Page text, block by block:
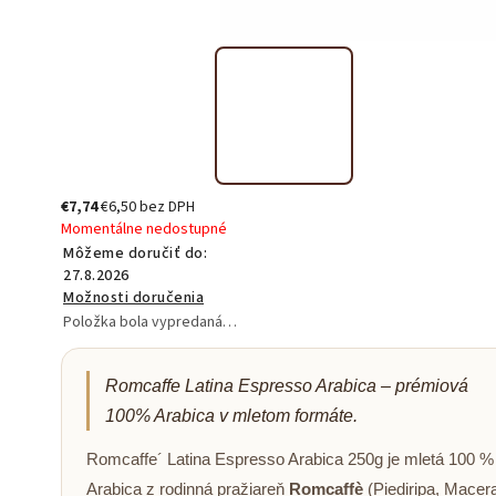
€7,74€6,50 bez DPH
Momentálne nedostupné
Môžeme doručiť do:
27.8.2026
Možnosti doručenia
Položka bola vypredaná…
Romcaffe Latina Espresso Arabica – prémiová
100% Arabica v mletom formáte.
Romcaffe´ Latina Espresso Arabica 250g je mletá 100 %
Arabica z rodinná pražiareň Romcaffè (Piediripa,